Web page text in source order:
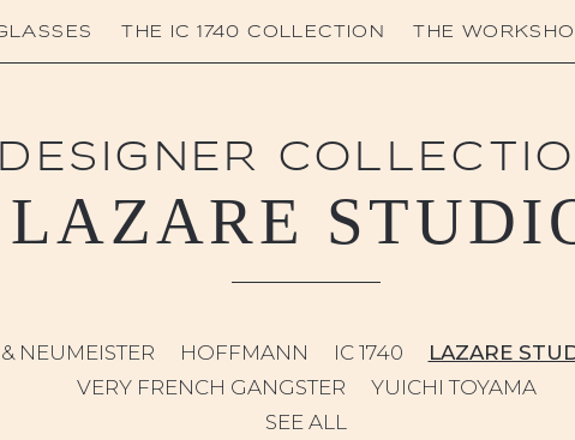
THE IC 1740 COLLECTION THE
DESIGNER
LAZARE
NEUMEISTER HOFFMANN IC 1740
LAZARE
VERY FRENCH GANGSTER
YUICHI TOYAMA
SEE ALL